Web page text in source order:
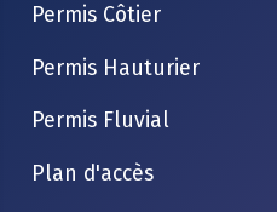
Permis Côtier
Permis Hauturier
Permis Fluvial
Plan d'accès